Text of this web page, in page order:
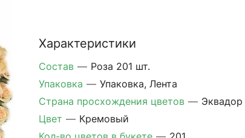
Характеристики
Состав — Роза 201 шт.
Упаковка — Упаковка, Лента
Страна просхождения цветов — Эквадор
Цвет — Кремовый